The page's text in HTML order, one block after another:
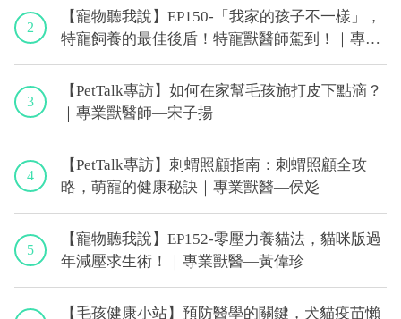
2
【寵物聽我說】EP150-「我家的孩子不一樣」，
特寵飼養的最佳後盾！特寵獸醫師駕到！｜專業
獸醫—侯彣
3
【PetTalk專訪】如何在家幫毛孩施打皮下點滴？
｜專業獸醫師—宋子揚
4
【PetTalk專訪】刺蝟照顧指南：刺蝟照顧全攻
略，萌寵的健康秘訣｜專業獸醫—侯彣
5
【寵物聽我說】EP152-零壓力養貓法，貓咪版過
年減壓求生術！｜專業獸醫—黃偉珍
【毛孩健康小站】預防醫學的關鍵，犬貓疫苗懶